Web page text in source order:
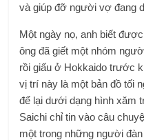
và giúp đỡ người vợ đang
Một ngày nọ, anh biết
ông đã giết một nhóm
rồi giấu ở Hokkaido trước
vị trí này là một bản đồ tối
để lại dưới dạng hình xăm
Saichi chỉ tin vào câu
một trong những người